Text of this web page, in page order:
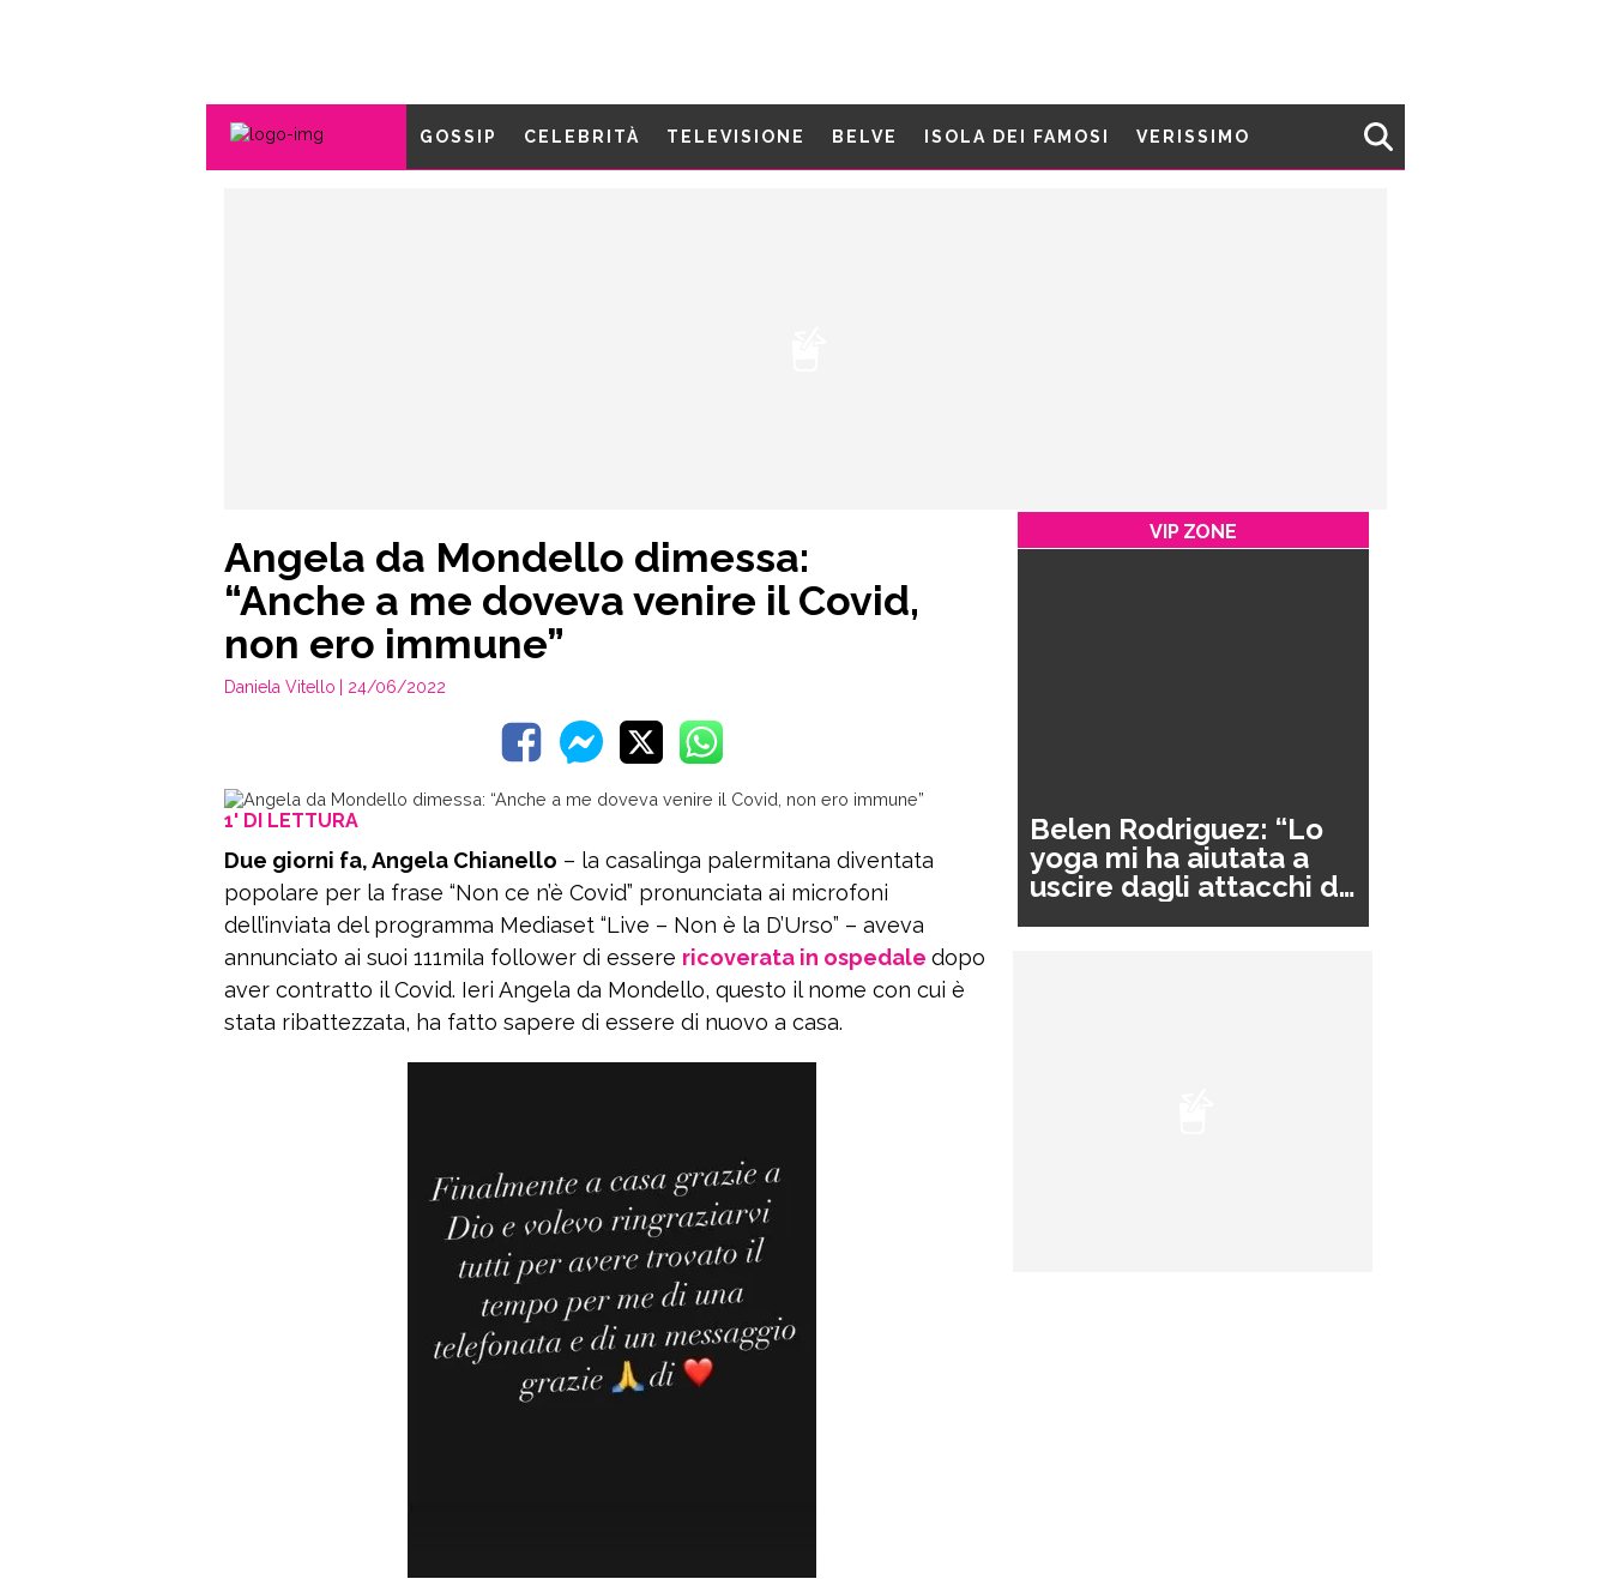
GOSSIP CELEBRITÀ TELEVISIONE BELVE ISOLA DEI FAMOSI VERISSIMO
Angela da Mondello dimessa:
“Anche a me doveva venire il Covid,
non ero immune”
Daniela Vitello | 24/06/2022
1' DI LETTURA
Due giorni fa, Angela Chianello – la casalinga palermitana diventata
popolare per la frase “Non ce n’è Covid” pronunciata ai microfoni
dell’inviata del programma Mediaset “Live – Non è la D’Urso” – aveva
annunciato ai suoi 111mila follower di essere ricoverata in ospedale dopo
aver contratto il Covid. Ieri Angela da Mondello, questo il nome con cui è
stata ribattezzata, ha fatto sapere di essere di nuovo a casa.
VIP ZONE
Belen Rodriguez: “Lo
yoga mi ha aiutata a
uscire dagli attacchi di